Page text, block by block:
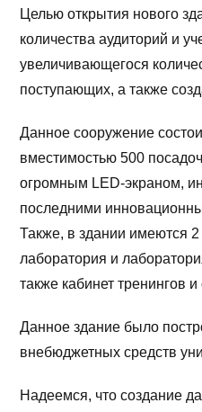
Целью открытия нового
количества аудиторий и
увеличивающегося
поступающих, а также
Данное сооружение
вместимостью 500
огромным LED-экраном,
последними
Также, в здании имеются
лаборатория и
также кабинет тренингов
Данное здание было
внебюджетных средств
Надеемся, что создание